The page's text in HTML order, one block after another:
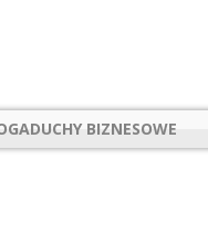
BIZNESOWE